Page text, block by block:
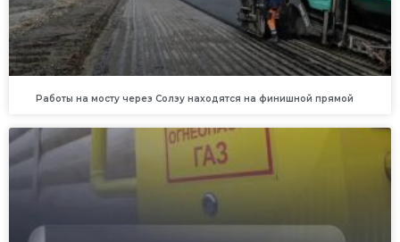
Работы на мосту через Солзу находятся на финишной прямой